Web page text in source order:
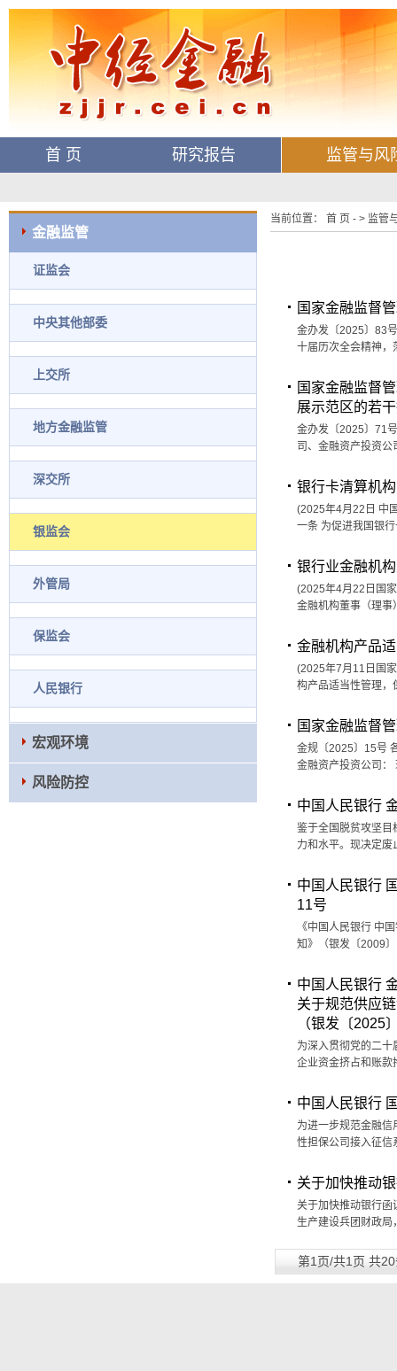
首 页 研究报告 监管与风
金融监管
证监会
中央其他部委
上交所
地方金融监管
深交所
银监会
外管局
保监会
人民银行
宏观环境
风险防控
当前位置： 首 页 - > 监管
国家金融监督
金办发〔2025〕83
十届历次全会精神
国家金融监督
展示范区的若
金办发〔2025〕71
司、金融资产投资
银行卡清算机
(2025年4月22日 中
一条 为促进我国银
银行业金融机
(2025年4月22日国
金融机构董事（理
金融机构产品
(2025年7月11日国
构产品适当性管理
国家金融监督
金规〔2025〕15号
金融资产投资公司
中国人民银行
鉴于全国脱贫攻坚目
力和水平。现决定
中国人民银行
11号
《中国人民银行 中
知》（银发〔2009
中国人民银行
关于规范供应
（银发〔2025
为深入贯彻党的二
企业资金挤占和账
中国人民银行
为进一步规范金融
性担保公司接入征
关于加快推动
关于加快推动银行函
生产建设兵团财政
第1页/共1页 共